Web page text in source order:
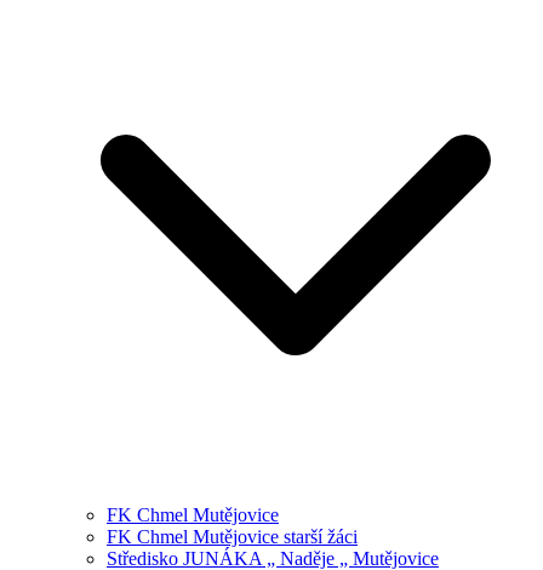
FK Chmel Mutějovice
FK Chmel Mutějovice starší žáci
Středisko JUNÁKA „ Naděje „ Mutějovice